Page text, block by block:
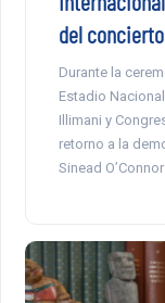
del concierto
Durante la
Estadio
Illimani y
retorno a la
Sinead